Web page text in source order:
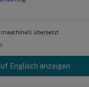
übersetzt.
Englisch anzeigen